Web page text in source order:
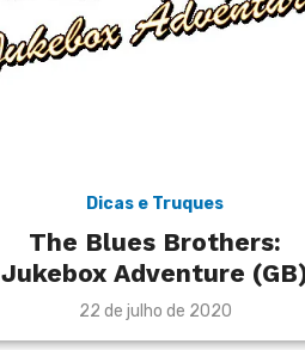
Dicas e Truques
The Blues Brothers:
Jukebox Adventure
Posted
22 de julho de 2020